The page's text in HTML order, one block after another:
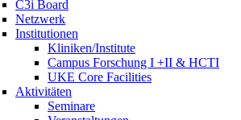
C3i Board
Netzwerk
Institutionen
Kliniken/Institute
Campus Forschung I +II & HCTI
UKE Core Facilities
Aktivitäten
Seminare